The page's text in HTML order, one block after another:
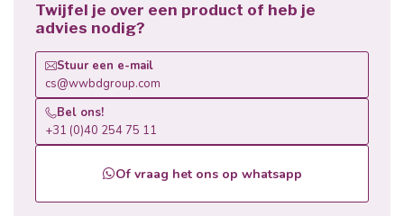
Twijfel je over een product of heb je
advies nodig?
Stuur een e-mail
cs@wwbdgroup.com
Bel ons!
+31 (0)40 254 75 11
Of vraag het ons op whatsapp